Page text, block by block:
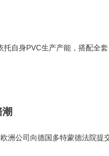
自身PVC生产产能，搭配全
公司向德国多特蒙德法院提